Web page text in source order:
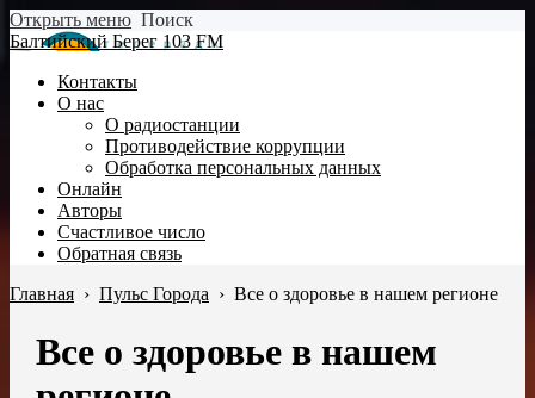
Открыть меню Поиск
Балтийский Берег 103 FM
Контакты
О нас
О радиостанции
Противодействие коррупции
Обработка персональных данных
Онлайн
Авторы
Счастливое число
Обратная связь
Главная › Пульс Города › Все о здоровье в нашем регионе
Все о здоровье в нашем